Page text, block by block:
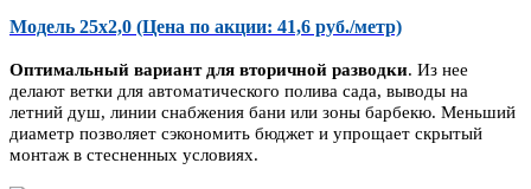
Модель 25х2,0 (Цена по акции: 41,6 руб./метр)
Оптимальный вариант для вторичной разводки. Из нее
делают ветки для автоматического полива сада, выводы на
летний душ, линии снабжения бани или зоны барбекю. Меньший
диаметр позволяет сэкономить бюджет и упрощает скрытый
монтаж в стесненных условиях.